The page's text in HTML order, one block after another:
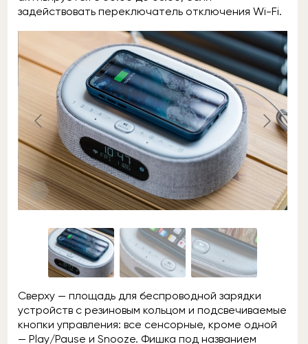
задействовать переключатель отключения Wi-Fi.
Сверху — площадь для беспроводной зарядки
устройств с резиновым кольцом и подсвечиваемые
кнопки управления: все сенсорные, кроме одной
— Play/Pause и Snooze. Фишка под названием